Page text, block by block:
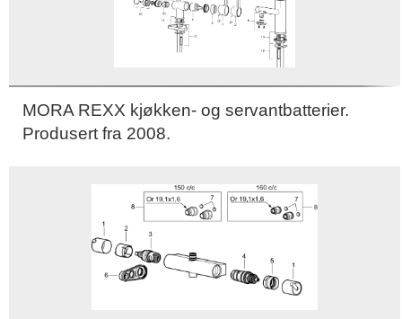
MORA REXX kjøkken- og servantbatterier.
Produsert fra 2008.